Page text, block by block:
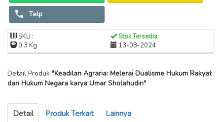
Telp
SKU :
Stok Tersedia
0.3 Kg
13-08-2024
Detail Produk "Keadilan Agraria: Melerai Dualisme Hukum Rakyat
dan Hukum Negara karya Umar Sholahudin"
Detail Produk Terkait Lainnya